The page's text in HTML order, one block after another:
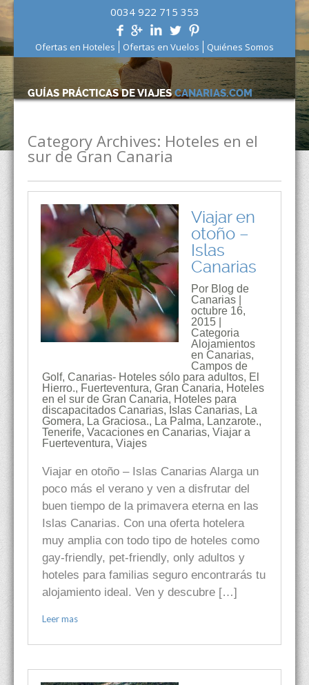
0034 922 715 353
Ofertas en Hoteles Ofertas en Vuelos Quiénes Somos
GUÍAS PRÁCTICAS DE VIAJESCANARIAS.COM
Category Archives: Hoteles en el
sur de Gran Canaria
Viajar en
otoño –
Islas
Canarias
Por Blog de
Canarias |
octubre 16,
2015 |
Categoria
Alojamientos
en Canarias,
Campos de
Golf, Canarias- Hoteles sólo para adultos, El
Hierro., Fuerteventura, Gran Canaria, Hoteles
en el sur de Gran Canaria, Hoteles para
discapacitados Canarias, Islas Canarias, La
Gomera, La Graciosa., La Palma, Lanzarote.,
Tenerife, Vacaciones en Canarias, Viajar a
Fuerteventura, Viajes
Viajar en otoño – Islas Canarias Alarga un
poco más el verano y ven a disfrutar del
buen tiempo de la primavera eterna en las
Islas Canarias. Con una oferta hotelera
muy amplia con todo tipo de hoteles como
gay-friendly, pet-friendly, only adultos y
hoteles para familias seguro encontrarás tu
alojamiento ideal. Ven y descubre […]
Leer mas